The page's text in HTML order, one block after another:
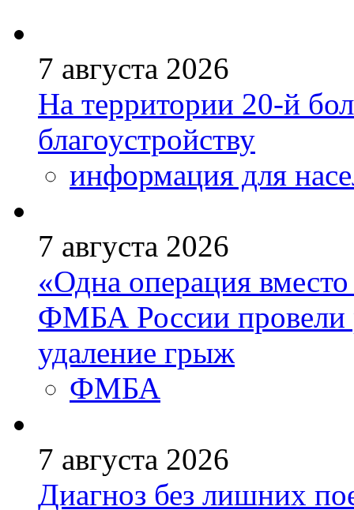
7 августа 2026
На территории 20-й
благоустройству
информация для
7 августа 2026
«Одна операция
ФМБА России провели
удаление грыж
ФМБА
7 августа 2026
Диагноз без лишних